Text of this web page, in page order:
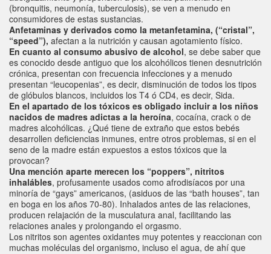
(bronquitis, neumonía, tuberculosis), se ven a menudo en
consumidores de estas sustancias.
Anfetaminas y derivados como la metanfetamina, (“cristal”,
“speed”), afectan a la nutrición y causan agotamiento físico.
En cuanto al consumo abusivo de alcohol, se debe saber que
es conocido desde antiguo que los alcohólicos tienen desnutrición
crónica, presentan con frecuencia infecciones y a menudo
presentan “leucopenias”, es decir, disminución de todos los tipos
de glóbulos blancos, incluidos los T4 ó CD4, es decir, Sida.
En el apartado de los tóxicos es obligado incluir a los niños
nacidos de madres adictas a la heroína, cocaína, crack o de
madres alcohólicas. ¿Qué tiene de extraño que estos bebés
desarrollen deficiencias inmunes, entre otros problemas, si en el
seno de la madre están expuestos a estos tóxicos que la
provocan?
Una mención aparte merecen los “poppers”, nitritos
inhalábles, profusamente usados como afrodisíacos por una
minoría de “gays” americanos, (asiduos de las “bath houses”, tan
en boga en los años 70-80). Inhalados antes de las relaciones,
producen relajación de la musculatura anal, facilitando las
relaciones anales y prolongando el orgasmo.
Los nitritos son agentes oxidantes muy potentes y reaccionan con
muchas moléculas del organismo, incluso el agua, de ahí que